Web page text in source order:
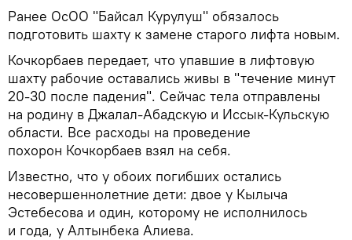
Ранее ОсОО "Байсал Курулуш" обязалось
подготовить шахту к замене старого лифта новым.
Кочкорбаев передает, что упавшие в лифтовую
шахту рабочие оставались живы в "течение минут
20-30 после падения". Сейчас тела отправлены
на родину в Джалал-Абадскую и Иссык-Кульскую
области. Все расходы на проведение
похорон Кочкорбаев взял на себя.
Известно, что у обоих погибших остались
несовершеннолетние дети: двое у Кылыча
Эстебесова и один, которому не исполнилось
и года, у Алтынбека Алиева.